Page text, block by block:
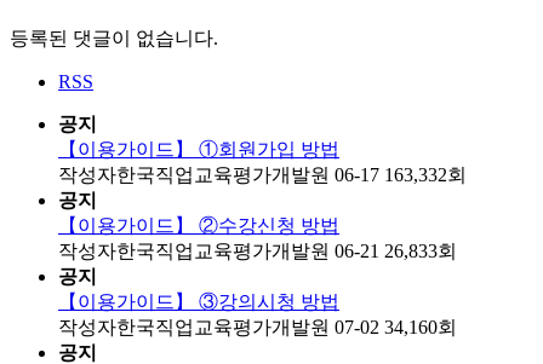
등록된 댓글이 없습니다.
RSS
공지
【이용가이드】 ①회원가입 방법
작성자한국직업교육평가개발원 06-17 163,332회
공지
【이용가이드】 ②수강신청 방법
작성자한국직업교육평가개발원 06-21 26,833회
공지
【이용가이드】 ③강의시청 방법
작성자한국직업교육평가개발원 07-02 34,160회
공지